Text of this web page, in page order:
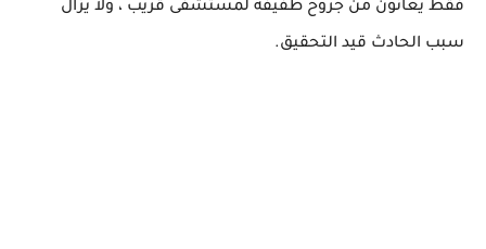
فقط يعانون من جروح طفيفة لمستشفى قريب ، ولا يزال
سبب الحادث قيد التحقيق.